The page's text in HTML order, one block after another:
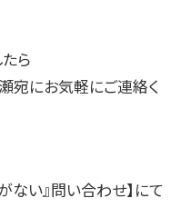
ら
にお気軽にご連絡く
ない』問い合わせ】にて